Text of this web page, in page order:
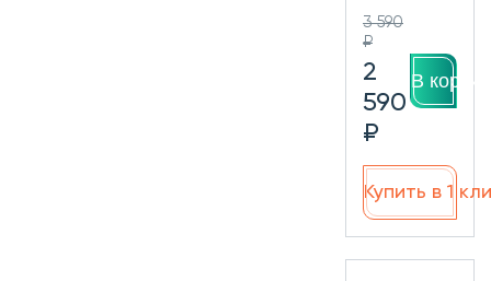
3 590
₽
2
590
₽
В
Купить в 1